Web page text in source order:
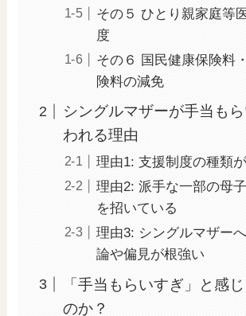
その５ ひとり親家庭等
度
その６ 国民健康保険料
険料の減免
シングルマザーが手当も
われる理由
理由1: 支援制度の種類
理由2: 派手な一部の母
を招いている
理由3: シングルマザー
論や偏見が根強い
「手当もらいすぎ」と感
のか？